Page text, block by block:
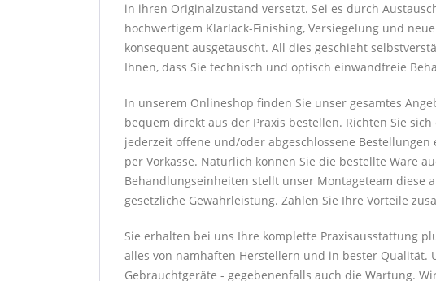
in ihren Originalzustand versetzt. Sei es durch
hochwertigem Klarlack-Finishing, Versiegelung und
konsequent ausgetauscht. All dies geschieht
Ihnen, dass Sie technisch und optisch einwandfreie
In unserem Onlineshop finden Sie unser gesamtes
bequem direkt aus der Praxis bestellen. Richten Sie
jederzeit offene und/oder abgeschlossene
per Vorkasse. Natürlich können Sie die bestellte Ware
Behandlungseinheiten stellt unser Montageteam
gesetzliche Gewährleistung. Zählen Sie Ihre Vorteile
Sie erhalten bei uns Ihre komplette Praxisausstattung
alles von namhaften Herstellern und in bester Qualität.
Gebrauchtgeräte - gegebenenfalls auch die Wartung.